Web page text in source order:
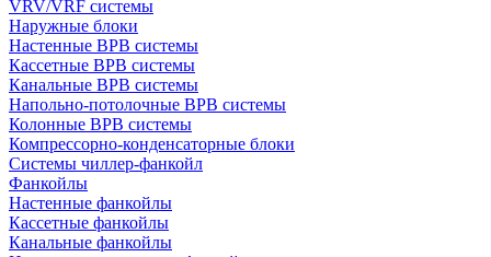
VRV/VRF системы
Наружные блоки
Настенные ВРВ системы
Кассетные ВРВ системы
Канальные ВРВ системы
Напольно-потолочные ВРВ системы
Колонные ВРВ системы
Компрессорно-конденсаторные блоки
Системы чиллер-фанкойл
Фанкойлы
Настенные фанкойлы
Кассетные фанкойлы
Канальные фанкойлы